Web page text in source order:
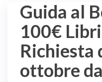
Guida al
100€
Richiesta
ottobre